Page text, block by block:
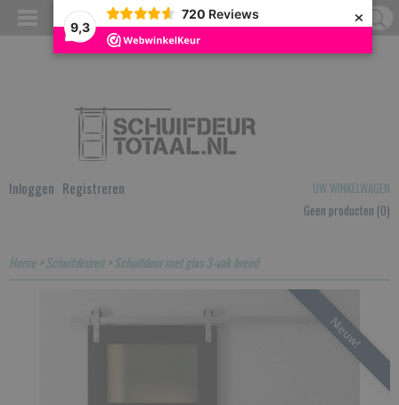
9,3
720 Reviews ×
Inloggen Registreren
UW WINKELWAGEN
Geen producten (0)
Home>Schuifdeuren>Schuifdeur met glas 3-vak breed
Nieuw!